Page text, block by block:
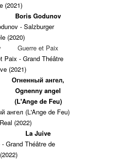
(2021)
Boris Godunov
- Salzburger
(2020)
Guerre et Paix
Paix - Grand Théâtre
(2021)
Огненный ангел,
Ognenny angel
(L'Ange de Feu)
ангел (L'Ange de Feu)
(2022)
La Juive
Grand Théâtre de